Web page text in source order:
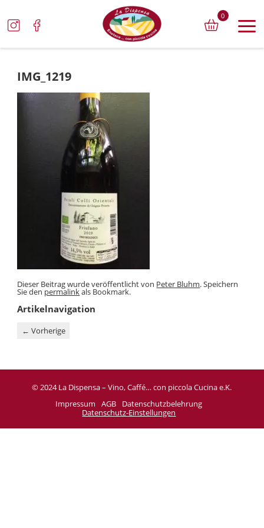
0
IMG_1219
Dieser Beitrag wurde veröffentlicht von Peter Bluhm. Speichern
Sie den permalinkals Bookmark.
Artikelnavigation
← Vorherige
© 2024 La Dispensa – Vino, Caffé… con piccola Cucina e.K.
Impressum
AGB
Datenschutzbelehrung
Datenschutz-Einstellungen